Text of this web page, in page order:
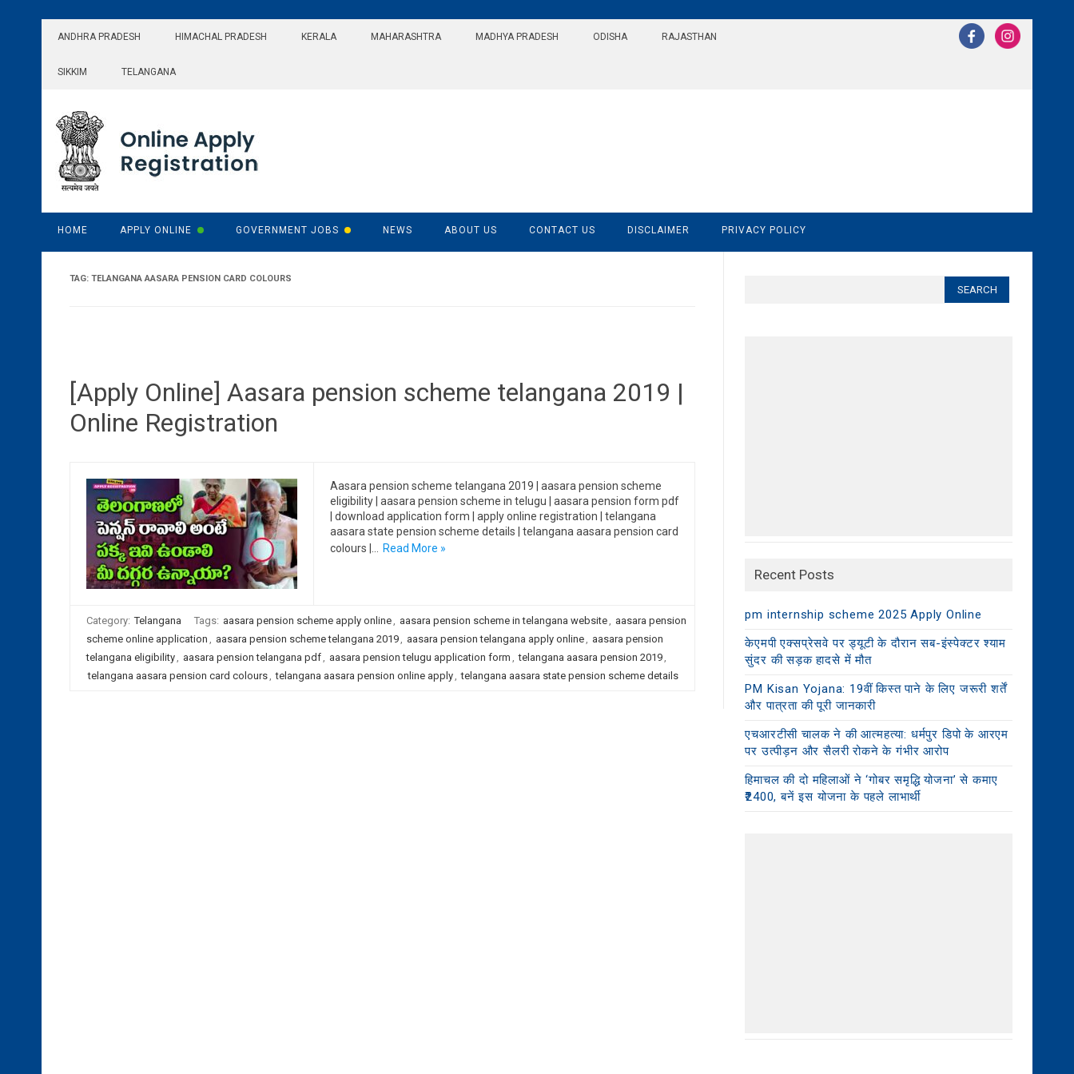
ANDHRA PRADESH HIMACHAL PRADESH KERALA MAHARASHTRA MADHYA PRADESH ODISHA RAJASTHAN
SIKKIM TELANGANA
HOME APPLY ONLINE GOVERNMENT JOBS NEWS ABOUT US CONTACT US DISCLAIMER PRIVACY POLICY
TAG: TELANGANA AASARA PENSION CARD COLOURS
[Apply Online] Aasara pension scheme telangana 2019 |
Online Registration
Aasara pension scheme telangana 2019 | aasara pension scheme
eligibility | aasara pension scheme in telugu | aasara pension form pdf
| download application form | apply online registration | telangana
aasara state pension scheme details | telangana aasara pension card
colours |…
Read More »
Category: Telangana Tags: aasara pension scheme apply online, aasara pension scheme in telangana website, aasara pension
scheme online application , aasara pension scheme telangana 2019, aasara pension telangana apply online, aasara pension
telangana eligibility, aasara pension telangana pdf, aasara pension telugu application form , telangana aasara pension 2019,
telangana aasara pension card colours, telangana aasara pension online apply, telangana aasara state pension scheme details
Recent Posts
pm internship scheme 2025 Apply Online
केएमपी एक्सप्रेसवे पर ड्यूटी के दौरान सब-इंस्पेक्टर श्याम
सुंदर की सड़क हादसे में मौत
PM Kisan Yojana: 19वीं किस्त पाने के लिए जरूरी शर्तें
और पात्रता की पूरी जानकारी
एचआरटीसी चालक ने की आत्महत्या: धर्मपुर डिपो के आरएम
पर उत्पीड़न और सैलरी रोकने के गंभीर आरोप
हिमाचल की दो महिलाओं ने ‘गोबर समृद्धि योजना’ से कमाए
₹2400, बनें इस योजना के पहले लाभार्थी